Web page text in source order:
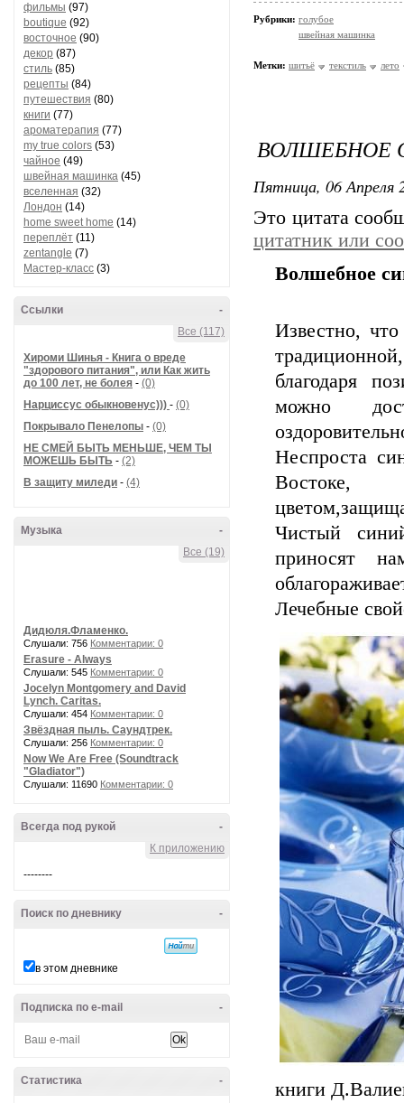
фильмы (97)
boutique (92)
восточное (90)
декор (87)
стиль (85)
рецепты (84)
путешествия (80)
книги (77)
ароматерапия (77)
my true colors (53)
чайное (49)
швейная машинка (45)
вселенная (32)
Лондон (14)
home sweet home (14)
переплёт (11)
zentangle (7)
Мастер-класс (3)
-
Ссылки
Все (117)
Хироми Шинья - Книга о вреде
"здорового питания", или Как жить
до 100 лет, не болея - (0)
Нарциссус обыкновенус))) - (0)
Покрывало Пенелопы - (0)
НЕ СМЕЙ БЫТЬ МЕНЬШЕ, ЧЕМ ТЫ
МОЖЕШЬ БЫТЬ - (2)
В защиту миледи - (4)
-
Музыка
Все (19)
Дидюля.Фламенко.
Слушали: 756 Комментарии: 0
Erasure - Always
Слушали: 545 Комментарии: 0
Jocelyn Montgomery and David
Lynch. Caritas.
Слушали: 454 Комментарии: 0
Звёздная пыль. Саундтрек.
Слушали: 256 Комментарии: 0
Now We Are Free (Soundtrack
"Gladiator")
Слушали: 11690 Комментарии: 0
-
Всегда под рукой
К приложению
--------
-
Поиск по дневнику
в этом дневнике
-
Подписка по e-mail
-
Статистика
Рубрики: голубое
швейная машинка
Метки: шитьё текстиль лето
ВОЛШЕБНОЕ
Пятница, 06 Апреля
Это цитата
цитатник или
Волшебное
Известно,
благодаря
можно
Неспроста
Востоке,
Чистый
приносят
Лечебные
книги